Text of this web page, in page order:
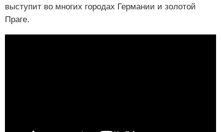
выступит во многих городах Германии и золотой
Праге.